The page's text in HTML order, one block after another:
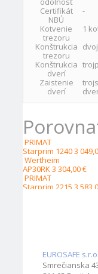
Certifikát
NBÚ
-
Kotvenie
trezoru
1
Konštrukcia
trezoru
Konštrukcia
dverí
Zaistenie
dverí
PRIMAT
Starprim 12403
Wertheim
AP30RK3 304,00 €
PRIMAT
Starprim 2215 3
EUROSAFE s.r.o.
Smrečianska